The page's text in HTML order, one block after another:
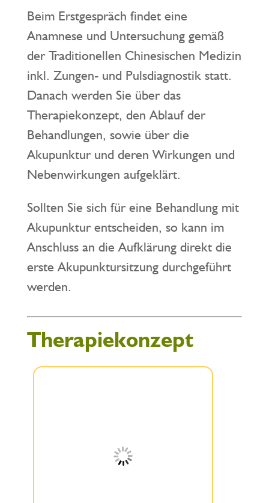
Beim Erstgespräch findet eine
Anamnese und Untersuchung gemäß
der Traditionellen Chinesischen Medizin
inkl. Zungen- und Pulsdiagnostik statt.
Danach werden Sie über das
Therapiekonzept, den Ablauf der
Behandlungen, sowie über die
Akupunktur und deren Wirkungen und
Nebenwirkungen aufgeklärt.
Sollten Sie sich für eine Behandlung mit
Akupunktur entscheiden, so kann im
Anschluss an die Aufklärung direkt die
erste Akupunktursitzung durchgeführt
werden.
Therapiekonzept